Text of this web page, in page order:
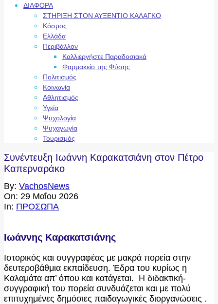
ΔΙΑΦΟΡΑ
ΣΤΗΡΙΞΗ ΣΤΟΝ ΑΥΞΕΝΤΙΟ ΚΑΛΑΓΚΟ
Κόσμος
Ελλάδα
Περιβάλλον
Καλλιεργήστε Παραδοσιακά
Φαρμακείο της Φύσης
Πολιτισμός
Κοινωνία
Αθλητισμός
Υγεία
Ψυχολογία
Ψυχαγωγία
Τουρισμός
Συνέντευξη Ιωάννη Καρακατσιάνη στον Πέτρο
Καπερναράκο
By: VachosNews
On: 29 Μαΐου 2026
In: ΠΡΟΣΩΠΑ
Ιωάννης Καρακατσιάνης
Ιστορικός και συγγραφέας με μακρά πορεία στην
δευτεροβάθμια εκπαίδευση. Έδρα του κυρίως η
Καλαμάτα απ’ όπου και κατάγεται. Η διδακτική-
συγγραφική του πορεία συνδυάζεται και με πολύ
επιτυχημένες δημόσιες παιδαγωγικές διοργανώσεις .